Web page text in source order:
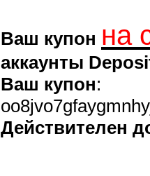
Ваш купон на
аккаунты
Ваш купон:
Действителен